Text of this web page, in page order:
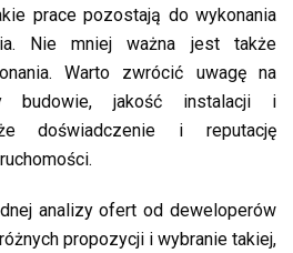
prace pozostają do wykonania
Nie mniej ważna jest także
Warto zwrócić uwagę na
budowie, jakość instalacji i
doświadczenie i reputację
analizy ofert od deweloperów
propozycji i wybranie takiej,